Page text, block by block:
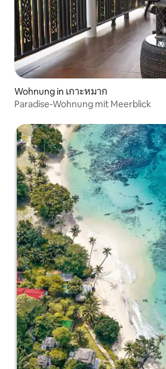
Wohnung in เกาะหมาก
Paradise-Wohnung mit Meerblick